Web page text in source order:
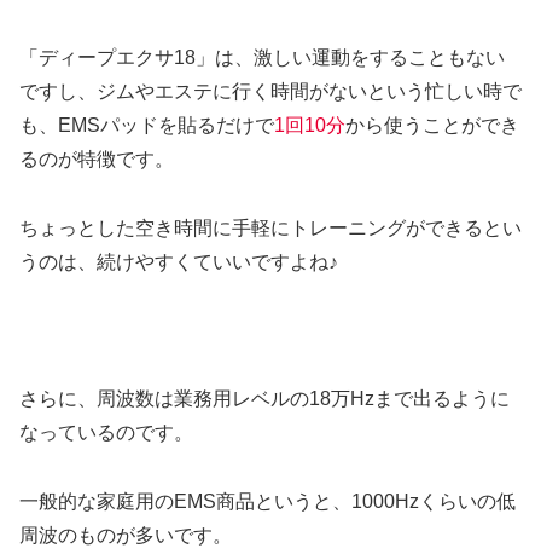
「ディープエクサ18」は、激しい運動をすることもない
ですし、ジムやエステに行く時間がないという忙しい時で
も、EMSパッドを貼るだけで1回10分から使うことができ
るのが特徴です。
ちょっとした空き時間に手軽にトレーニングができるとい
うのは、続けやすくていいですよね♪
さらに、周波数は業務用レベルの18万Hzまで出るように
なっているのです。
一般的な家庭用のEMS商品というと、1000Hzくらいの低
周波のものが多いです。